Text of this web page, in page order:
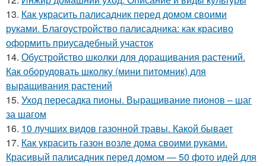
13. Как украсить палисадник перед домом своими
руками. Благоустройство палисадника: как красиво
оформить приусадебный участок
14. Обустройство школки для доращивания растений.
Как оборудовать школку (мини питомник) для
выращивания растений
15. Уход пересадка пионы. Выращивание пионов – шаг
за шагом
16. 10 лучших видов газонной травы. Какой бывает
17. Как украсить газон возле дома своими руками.
Красивый палисадник перед домом — 50 фото идей для